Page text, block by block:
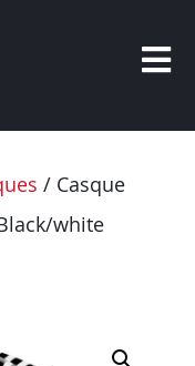
/ Casque
white